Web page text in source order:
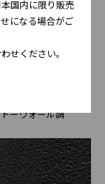
国内に限り販売
になる場合がご
せください。
ーウォール調